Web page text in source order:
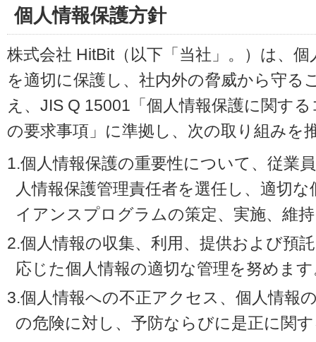
個人情報保護方針
株式会社 HitBit（以下「当社」。）は、
を適切に保護し、社内外の脅威から守る
え、JIS Q 15001「個人情報保護に関す
の要求事項」に準拠し、次の取り組みを
1.個人情報保護の重要性について、従業
人情報保護管理責任者を選任し、適切
イアンスプログラムの策定、実施、維
2.個人情報の収集、利用、提供および預
応じた個人情報の適切な管理を努めま
3.個人情報への不正アクセス、個人情報
の危険に対し、予防ならびに是正に関